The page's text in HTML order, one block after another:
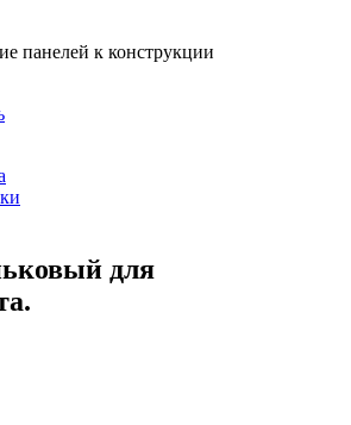
панелей к конструкции
для